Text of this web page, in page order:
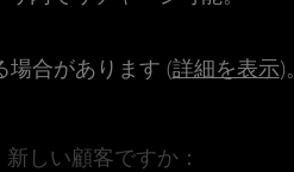
場合があります (詳細を表示)。
新しい顧客ですか：